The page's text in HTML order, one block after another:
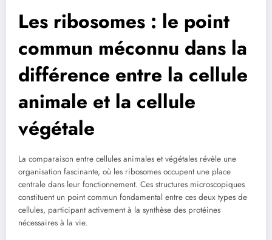
Les ribosomes : le point
commun méconnu dans la
différence entre la cellule
animale et la cellule
végétale
La comparaison entre cellules animales et végétales révèle une
organisation fascinante, où les ribosomes occupent une place
centrale dans leur fonctionnement. Ces structures microscopiques
constituent un point commun fondamental entre ces deux types de
cellules, participant activement à la synthèse des protéines
nécessaires à la vie.